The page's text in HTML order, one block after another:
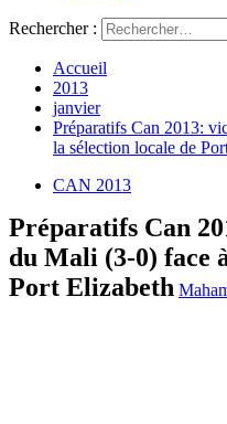
Rechercher :
Accueil
2013
janvier
Préparatifs Can 2013:
la sélection locale de
CAN 2013
Préparatifs Can
du Mali (3-0) face
Port Elizabeth